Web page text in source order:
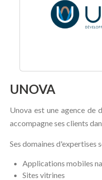
UNOVA
Unova est une agence de
accompagne ses clients
Ses domaines d'expertises
Applications mobiles
Sites vitrines